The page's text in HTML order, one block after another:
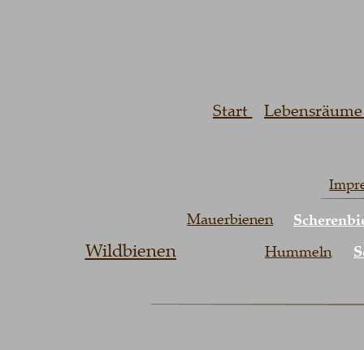
Start
Mauerbienen
Hummeln
Wildbienen